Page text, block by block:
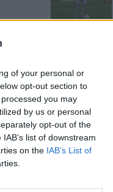
of your personal or
opt-out section to
you may
by us or personal
opt-out of the
list of downstream
on the IAB’s List of